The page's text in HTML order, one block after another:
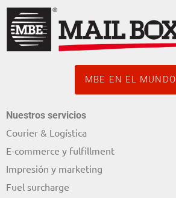
MBE EN EL MUNDO
Nuestros servicios
Courier & Logística
E-commerce y fulfillment
Impresión y marketing
Fuel surcharge